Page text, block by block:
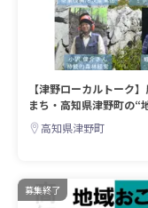
【津野ローカルトーク
まち・高知県津野町の“
高知県津野町
募集終了